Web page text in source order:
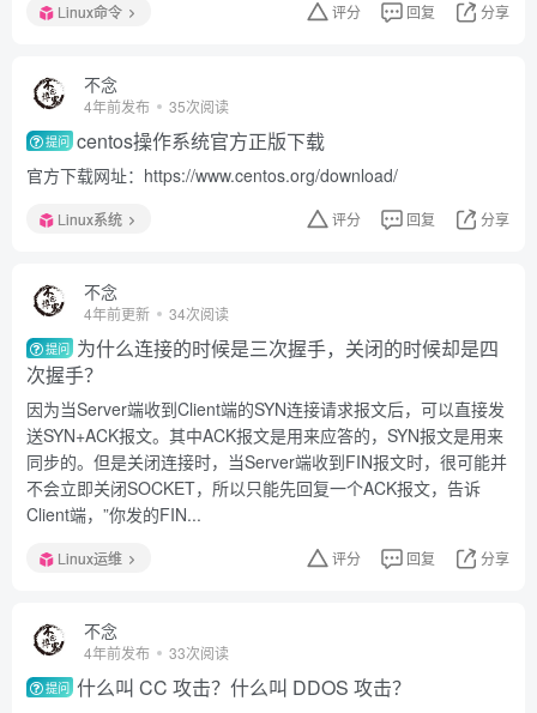
Linux命令 评分 回复 分享
不念
4年前发布 35次阅读
提问 centos操作系统官方正版下载
官方下载网址：https://www.centos.org/download/
Linux系统 评分 回复 分享
不念
4年前更新 34次阅读
提问 为什么连接的时候是三次握手，关闭的时候却是四
次握手？
因为当Server端收到Client端的SYN连接请求报文后，可以直接发
送SYN+ACK报文。其中ACK报文是用来应答的，SYN报文是用来
同步的。但是关闭连接时，当Server端收到FIN报文时，很可能并
不会立即关闭SOCKET，所以只能先回复一个ACK报文，告诉
Client端，”你发的FIN...
Linux运维 评分 回复 分享
不念
4年前发布 33次阅读
提问 什么叫 CC 攻击？什么叫 DDOS 攻击？